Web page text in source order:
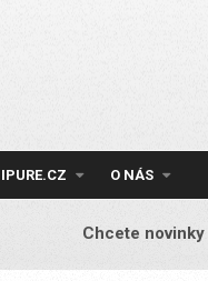
IPURE.CZ O NÁS
Chcete